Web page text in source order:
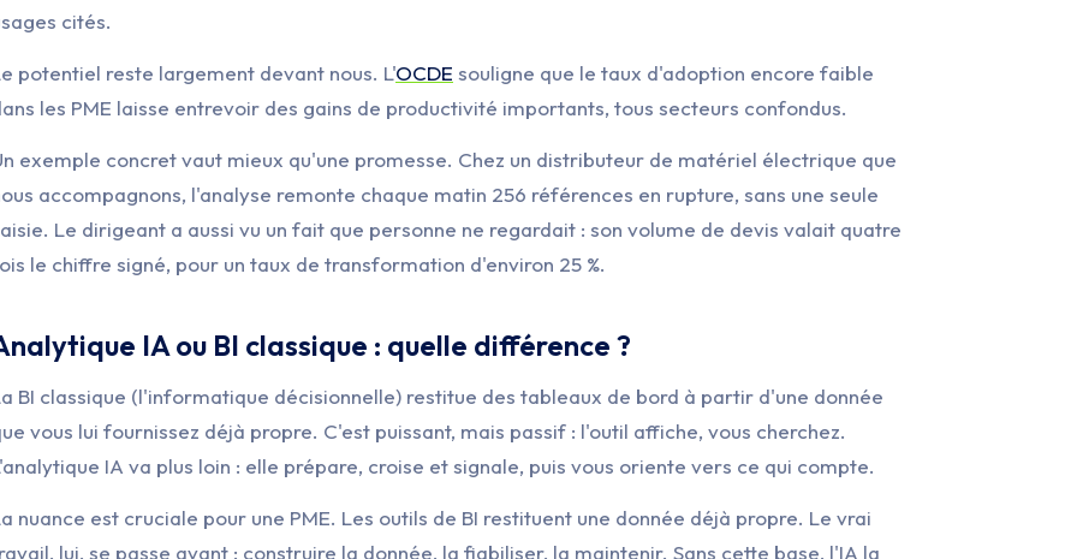
cités.
potentiel reste largement devant nous. L'OCDE souligne que le taux d'adoption encore faible
les PME laisse entrevoir des gains de productivité importants, tous secteurs confondus.
exemple concret vaut mieux qu'une promesse. Chez un distributeur de matériel électrique que
accompagnons, l'analyse remonte chaque matin 256 références en rupture, sans une seule
Le dirigeant a aussi vu un fait que personne ne regardait : son volume de devis valait quatre
le chiffre signé, pour un taux de transformation d'environ 25 %.
IA ou BI classique : quelle différence ?
BI classique (l'informatique décisionnelle) restitue des tableaux de bord à partir d'une donnée
vous lui fournissez déjà propre. C'est puissant, mais passif : l'outil affiche, vous cherchez.
IA va plus loin : elle prépare, croise et signale, puis vous oriente vers ce qui compte.
nuance est cruciale pour une PME. Les outils de BI restituent une donnée déjà propre. Le vrai
lui, se passe avant : construire la donnée, la fiabiliser, la maintenir. Sans cette base, l'IA la